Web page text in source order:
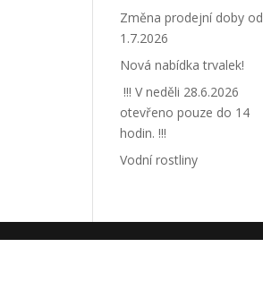
Změna prodejní doby od
1.7.2026
Nová nabídka trvalek!
!!! V neděli 28.6.2026
otevřeno pouze do 14
hodin. !!!
Vodní rostliny